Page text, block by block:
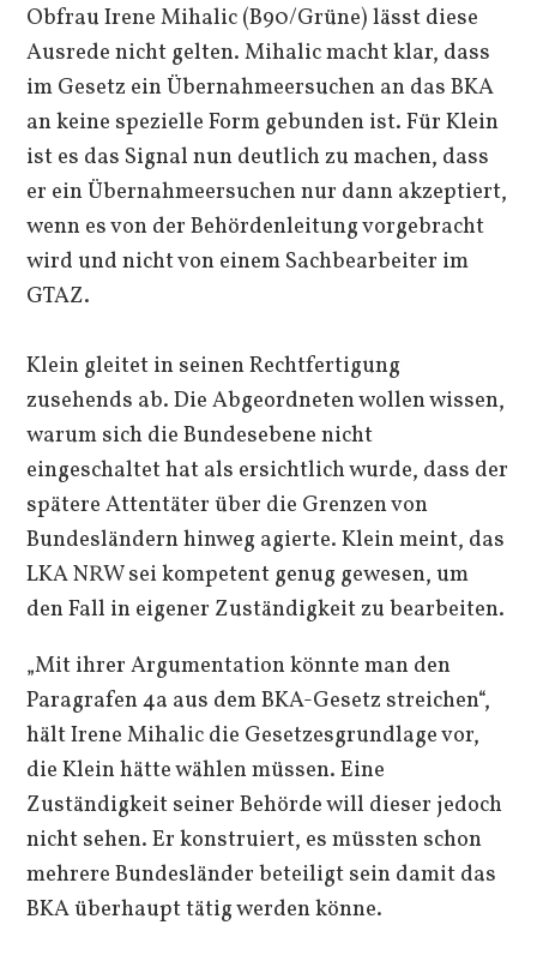
Obfrau Irene Mihalic (B90/Grüne) lässt diese
Ausrede nicht gelten. Mihalic macht klar, dass
im Gesetz ein Übernahmeersuchen an das BKA
an keine spezielle Form gebunden ist. Für Klein
ist es das Signal nun deutlich zu machen, dass
er ein Übernahmeersuchen nur dann akzeptiert,
wenn es von der Behördenleitung vorgebracht
wird und nicht von einem Sachbearbeiter im
GTAZ.
Klein gleitet in seinen Rechtfertigung
zusehends ab. Die Abgeordneten wollen wissen,
warum sich die Bundesebene nicht
eingeschaltet hat als ersichtlich wurde, dass der
spätere Attentäter über die Grenzen von
Bundesländern hinweg agierte. Klein meint, das
LKA NRW sei kompetent genug gewesen, um
den Fall in eigener Zuständigkeit zu bearbeiten.
„Mit ihrer Argumentation könnte man den
Paragrafen 4a aus dem BKA-Gesetz streichen“,
hält Irene Mihalic die Gesetzesgrundlage vor,
die Klein hätte wählen müssen. Eine
Zuständigkeit seiner Behörde will dieser jedoch
nicht sehen. Er konstruiert, es müssten schon
mehrere Bundesländer beteiligt sein damit das
BKA überhaupt tätig werden könne.